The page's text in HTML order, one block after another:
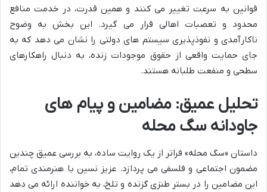
قوانین به سرعت تغییر می کنند و همین قدرت، در خدمت منافع
محدود و تعصبات اهالی قرار می گیرد. این بخش به وضوح
ناکارآمدی و نفوذپذیری سیستم های دولتی را نشان می دهد که به
جای حمایت واقعی از حقوق موجودات زنده، به دنبال راهکارهای
سطحی و منفعت طلبانه هستند.
تحلیل عمیق: مضامین و پیام های
جاودانه سگ محله
داستان «سگ محله» فراتر از یک روایت ساده، به بررسی عمیق چندین
مضمون اجتماعی و فلسفی می پردازد. عزیز نسین با هنرمندی تمام،
این مضامین را در بستر طنزی گزنده و تلخ، به خواننده ارائه می دهد